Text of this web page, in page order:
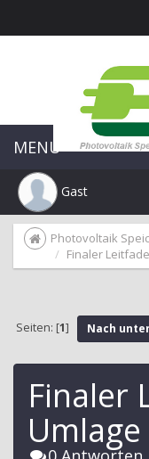
MENU
Gast
Photovoltaik
Finaler
Seiten: [1] Nach
Finaler
Umlage